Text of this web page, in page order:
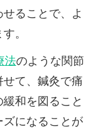
ることで、よ
。
法のような関節
て、鍼灸で痛
和を図ること
になることが